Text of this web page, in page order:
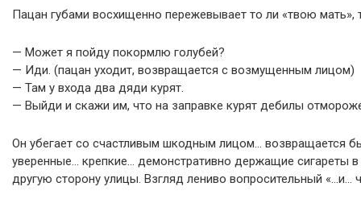
Пацан губами восхищенно пережевывает то ли «твою мать»,
— Может я пойду покормлю голубей?
— Иди. (пацан уходит, возвращается с возмущенным лицом)
— Там у входа два дяди курят.
— Выйди и скажи им, что на заправке курят дебилы
Он убегает со счастливым шкодным лицом… возвращается
уверенные… крепкие… демонстративно держащие сигареты
другую сторону улицы. Взгляд лениво вопросительный